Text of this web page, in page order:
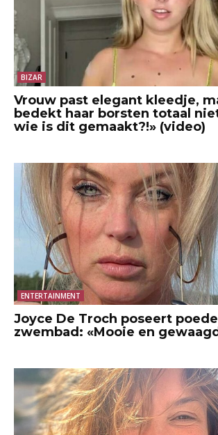
BIZAR
Vrouw past elegant kleedje,
bedekt haar borsten totaal
wie is dit gemaakt?!» (video)
ENTERTAINMENT
Joyce De Troch poseert
zwembad: «Mooie en